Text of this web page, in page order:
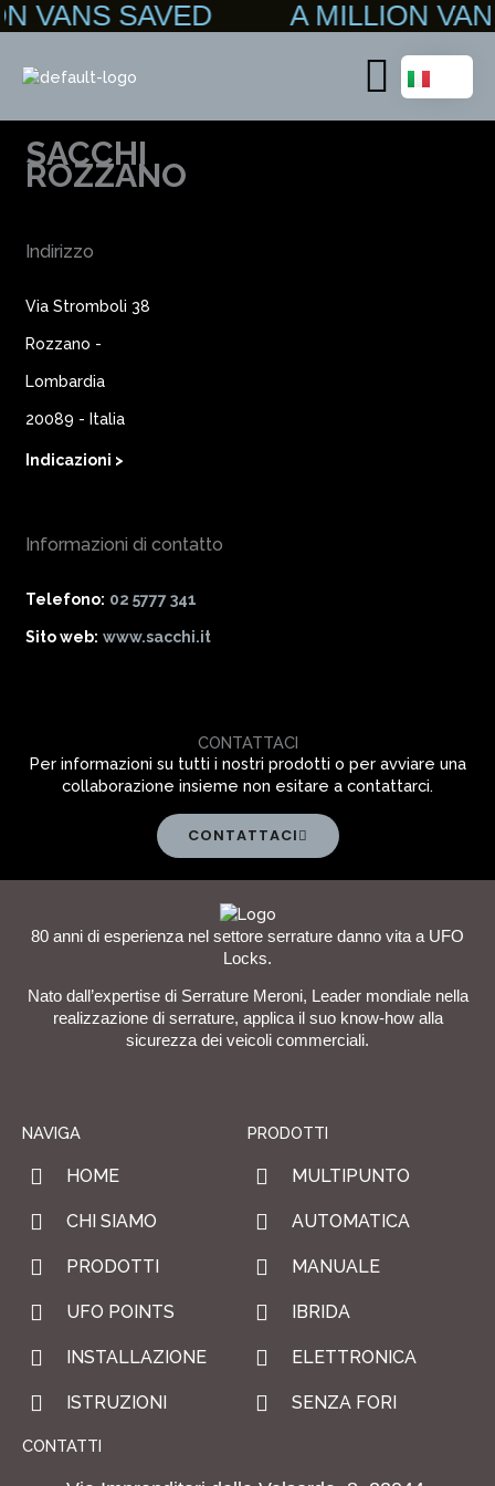
Vai
al
VANS SAVED A MILLION
Main
Menu
SACCHI
ROZZANO
Indirizzo
Via Stromboli 38
Rozzano -
Lombardia
20089 - Italia
Indicazioni >
Informazioni di contatto
Telefono: 02 5777 341
Sito web: www.sacchi.it
CONTATTACI
Per informazioni su tutti i nostri prodotti o per avviare una
collaborazione insieme non esitare a contattarci.
CONTATTACI
80 anni di esperienza nel settore serrature danno vita a UFO
Locks.
Nato dall’expertise di Serrature Meroni, Leader mondiale nella
realizzazione di serrature, applica il suo know-how alla
sicurezza dei veicoli commerciali.
NAVIGA
HOME
CHI SIAMO
PRODOTTI
UFO POINTS
INSTALLAZIONE
ISTRUZIONI
PRODOTTI
MULTIPUNTO
AUTOMATICA
MANUALE
IBRIDA
ELETTRONICA
SENZA FORI
CONTATTI